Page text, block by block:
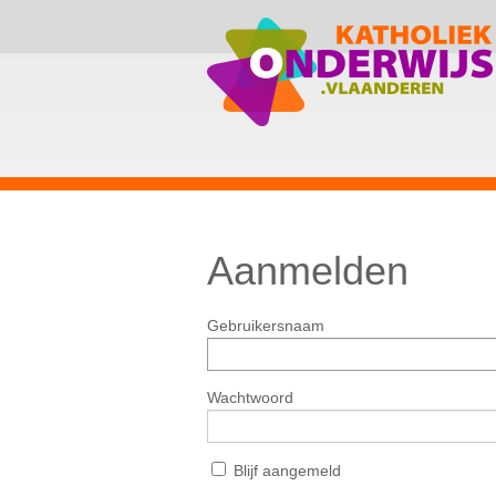
Aanmelden
Gebruikersnaam
Wachtwoord
Blijf aangemeld